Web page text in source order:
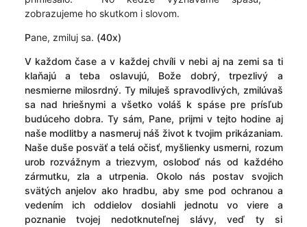
zobrazujeme ho skutkom i slovom.
Pane, zmiluj sa. (40x)
V každom čase a v každej chvíli v nebi aj na zemi sa ti
klaňajú a teba oslavujú, Bože dobrý, trpezlivý a
nesmierne milosrdný. Ty miluješ spravodlivých, zmilúvaš
sa nad hriešnymi a všetko voláš k spáse pre prísľub
budúceho dobra. Ty sám, Pane, prijmi v tejto hodine aj
naše modlitby a nasmeruj náš život k tvojim prikázaniam.
Naše duše posväť a telá očisť, myšlienky usmerni, rozum
urob rozvážnym a triezvym, osloboď nás od každého
zármutku, zla a utrpenia. Okolo nás postav svojich
svätých anjelov ako hradbu, aby sme pod ochranou a
vedením ich oddielov dosiahli jednotu vo viere a
poznanie tvojej nedotknuteľnej slávy, veď ty si